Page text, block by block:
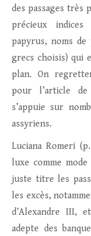
des passages très
précieux indices
papyrus, noms
grecs choisis) qui
plan. On
pour l’article
s’appuie sur
assyriens.
Luciana Romeri
luxe comme
juste titre les
les excès,
d’Alexandre III,
adepte des